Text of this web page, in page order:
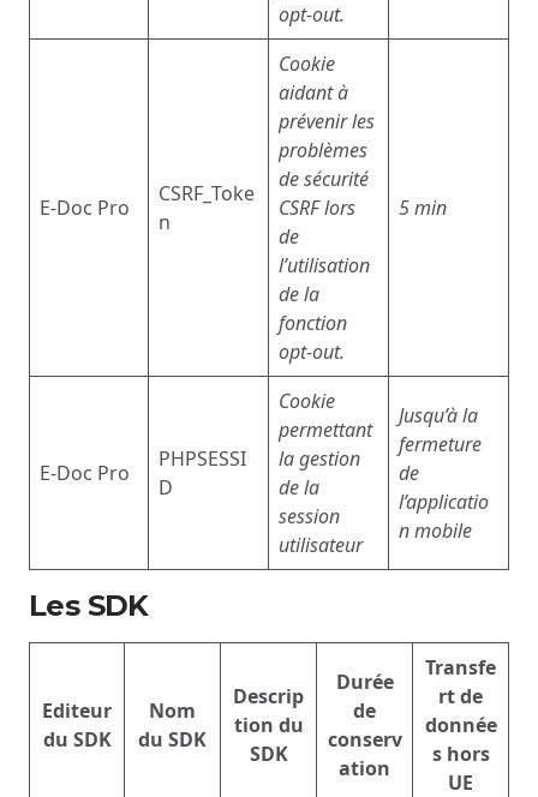
opt-out.
E-Doc Pro
CSRF_Toke
n
Cookie
aidant à
prévenir les
problèmes
de sécurité
CSRF lors
de
l’utilisation
de la
fonction
opt-out.
5 min
E-Doc Pro
PHPSESSI
D
Cookie
permettant
la gestion
de la
session
utilisateur
Jusqu’à la
fermeture
de
l’applicatio
n mobile
Les SDK
Editeur
du SDK
Nom
du SDK
Descrip
tion du
SDK
Durée
de
conserv
ation
Transfe
rt de
donnée
s hors
UE